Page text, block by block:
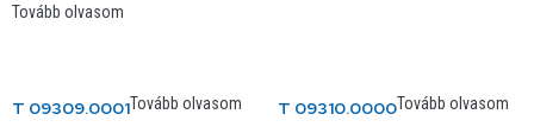
Tovább olvasom
T 09309.0001Tovább olvasom T 09310.0000Tovább olvasom